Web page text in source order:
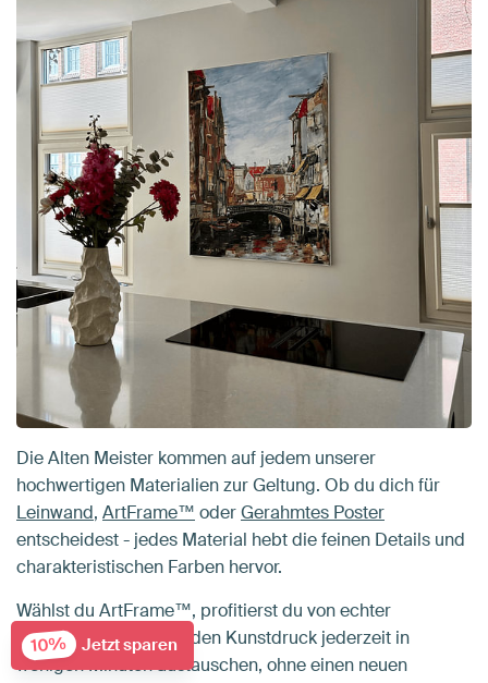
Die Alten Meister kommen auf jedem unserer
hochwertigen Materialien zur Geltung. Ob du dich für
Leinwand, ArtFrame™ oderGerahmtes Poster
entscheidest - jedes Material hebt die feinen Details und
charakteristischen Farben hervor.
Wählst du ArtFrame™, profitierst du von echter
Flexibilität: Du kannst den Kunstdruck jederzeit in
wenigen Minuten austauschen, ohne einen neuen
10% Jetzt sparen